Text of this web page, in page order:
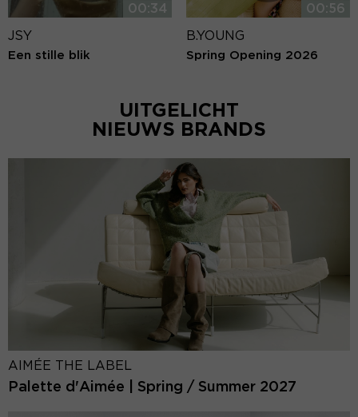
00:34
JSY
Een stille blik
00:56
B.YOUNG
Spring Opening 2026
UITGELICHT
NIEUWS BRANDS
AIMÉE THE LABEL
Palette d'Aimée | Spring / Summer 2027